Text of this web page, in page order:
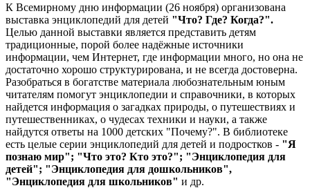
К Всемирному дню информации (26 ноября) организована
выставка энциклопедий для детей "Что? Где? Когда?".
Целью данной выставки является представить детям
традиционные, порой более надёжные источники
информации, чем Интернет, где информации много, но она не
достаточно хорошо структурирована, и не всегда достоверна.
Разобраться в богатстве материала любознательным юным
читателям помогут энциклопедии и справочники, в которых
найдется информация о загадках природы, о путешествиях и
путешественниках, о чудесах техники и науки, а также
найдутся ответы на 1000 детских "Почему?". В библиотеке
есть целые серии энциклопедий для детей и подростков - "Я
познаю мир"; "Что это? Кто это?"; "Энциклопедия для
детей"; "Энциклопедия для дошкольников",
"Энциклопедия для школьников" и др.